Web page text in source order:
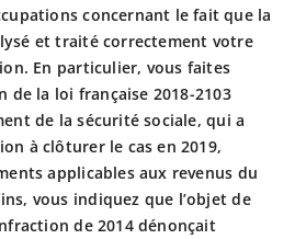
concernant le fait que la
et traité correctement votre
En particulier, vous faites
de la loi française 2018-2103
de la sécurité sociale, qui a
à clôturer le cas en 2019,
applicables aux revenus du
vous indiquez que l’objet de
de 2014 dénonçait